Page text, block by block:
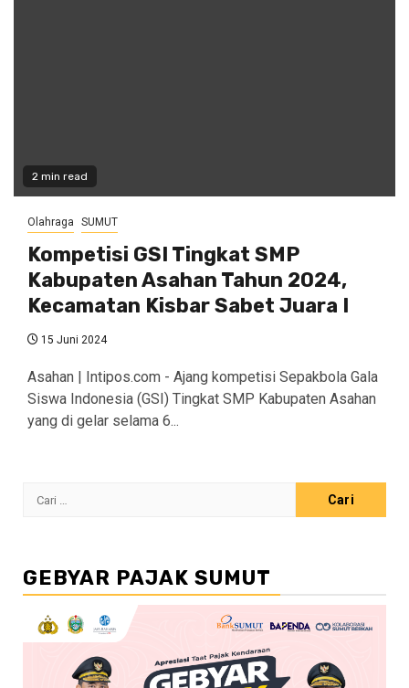
2 min read
Olahraga SUMUT
Kompetisi GSI Tingkat SMP
Kabupaten Asahan Tahun 2024,
Kecamatan Kisbar Sabet Juara I
15 Juni 2024
Asahan | Intipos.com - Ajang kompetisi Sepakbola Gala
Siswa Indonesia (GSI) Tingkat SMP Kabupaten Asahan
yang di gelar selama 6...
Cari
GEBYAR PAJAK SUMUT